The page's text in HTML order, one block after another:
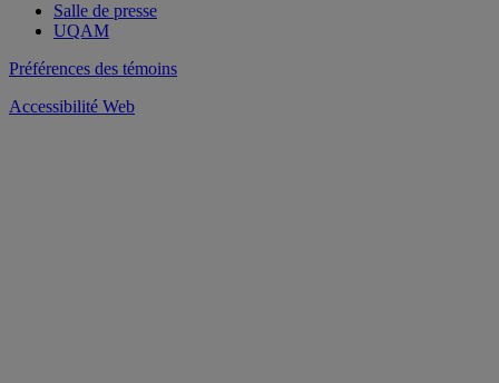
Salle de presse
UQAM
Préférences des témoins
Accessibilité Web